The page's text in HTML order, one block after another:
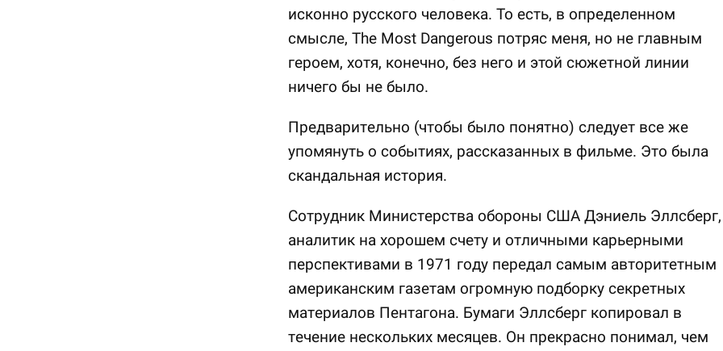
исконно русского человека. То есть, в определенном
смысле, The Most Dangerous потряс меня, но не главным
героем, хотя, конечно, без него и этой сюжетной линии
ничего бы не было.
Предварительно (чтобы было понятно) следует все же
упомянуть о событиях, рассказанных в фильме. Это была
скандальная история.
Сотрудник Министерства обороны США Дэниель Эллсберг,
аналитик на хорошем счету и отличными карьерными
перспективами в 1971 году передал самым авторитетным
американским газетам огромную подборку секретных
материалов Пентагона. Бумаги Эллсберг копировал в
течение нескольких месяцев. Он прекрасно понимал, чем